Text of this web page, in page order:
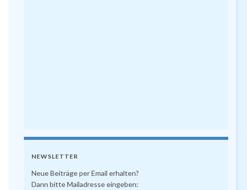
NEWSLETTER
Neue Beiträge per Email erhalten?
Dann bitte Mailadresse eingeben: